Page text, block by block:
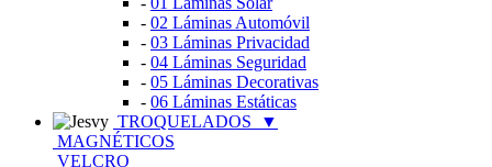
- 02 Láminas Automóvil
- 03 Láminas Privacidad
- 04 Láminas Seguridad
- 05 Láminas Decorativas
- 06 Láminas Estáticas
TROQUELADOS
▼
MAGNÉTICOS
VELCRO